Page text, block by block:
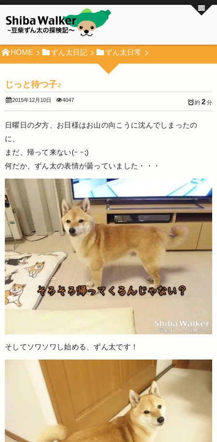
HOME ずん太日記 ずん太日常
じっと待つ子♪
2015年12月10日 4047 約 2 分
日曜日の夕方、お日様はお山の向こうに沈んでしまったの
に、
まだ、帰って来ない(ｰ ｰ;)
何だか、ずん太の表情が曇っていました・・・
そしてソワソワし始める、ずん太です！